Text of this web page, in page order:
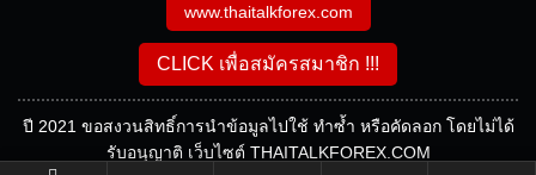
www.thaitalkforex.com
CLICK เพื่อสมัครสมาชิก !!!
ปี 2021 ขอสงวนสิทธิ์การนำข้อมูลไปใช้ ทำซ้ำ หรือคัดลอก โดยไม่ได้
รับอนุญาติ เว็บไซต์ THAITALKFOREX.COM